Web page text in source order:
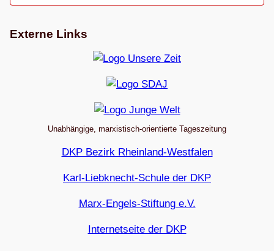
Externe Links
Unabhängige, marxistisch-orientierte Tageszeitung
DKP Bezirk Rheinland-Westfalen
Karl-Liebknecht-Schule der DKP
Marx-Engels-Stiftung e.V.
Internetseite der DKP